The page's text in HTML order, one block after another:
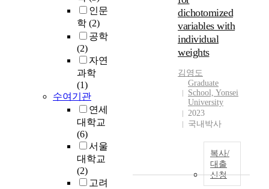
인문
학 (2)
공학
(2)
자연
과학
(1)
수여기관
연세
대학교
(6)
서울
대학교
(2)
고려
dichotomized
variables with
individual
weights
김영도
Graduate
School, Yonsei
University
2023
국내박사
복사/
대출
신청